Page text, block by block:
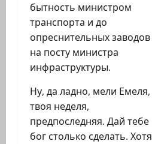
бытность министром
транспорта и до
опреснительных заводов
на посту министра
инфраструктуры.
Ну, да ладно, мели Емеля,
твоя неделя,
предпоследняя. Дай тебе
бог столько сделать. Хотя